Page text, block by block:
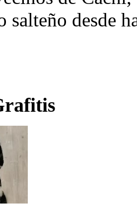
salteño desde